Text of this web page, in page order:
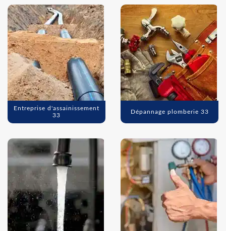
Entreprise d'assainissement
33
Dépannage plomberie 33